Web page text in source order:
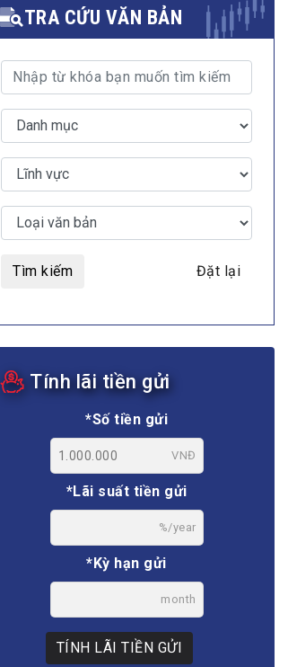
MULTIMEDIA
Video
E-magazines
TRA CỨU VĂN BẢN
Tìm kiếm Đặt lại
Tính lãi tiền gửi
*Số tiền gửi
VNĐ
*Lãi suất tiền gửi
%/year
*Kỳ hạn gửi
month
TÍNH LÃI TIỀN GỬI